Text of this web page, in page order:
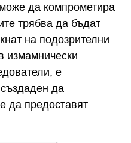
да компрометира
трябва да бъдат
на подозрителни
измамнически
е
да
да предоставят